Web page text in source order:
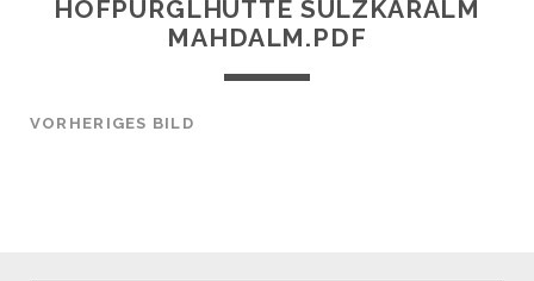
HOFPÜRGLHÜTTE SULZKARALM
MAHDALM.PDF
VORHERIGES BILD